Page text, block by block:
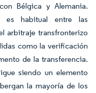
Bélgica y Alemania.
es habitual entre las
arbitraje transfronterizo
como la verificación
de la transferencia.
siendo un elemento
la mayoría de los